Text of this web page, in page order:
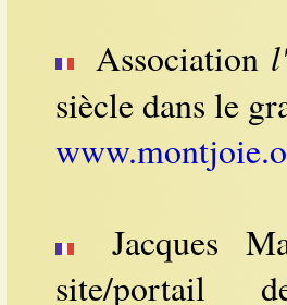
Association
siècle dans le
Jacques
site/portail